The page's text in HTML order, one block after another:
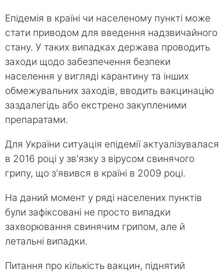
Епідемія в країні чи населеному пункті може
стати приводом для введення надзвичайного
стану. У таких випадках держава проводить
заходи щодо забезпечення безпеки
населення у вигляді карантину та інших
обмежувальних заходів, вводить вакцинацію
заздалегідь або екстрено закупленими
препаратами.
Для України ситуація епідемії актуалізувалася
в 2016 році у зв'язку з вірусом свинячого
грипу, що з'явився в країні в 2009 році.
На даний момент у ряді населених пунктів
були зафіксовані не просто випадки
захворювання свинячим грипом, але й
летальні випадки.
Питання про кількість вакцин, піднятий